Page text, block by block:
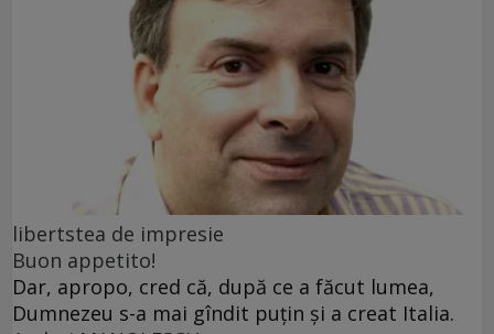
libertstea de impresie
Buon appetito!
Dar, apropo, cred că, după ce a făcut lumea,
Dumnezeu s-a mai gîndit puțin și a creat Italia.